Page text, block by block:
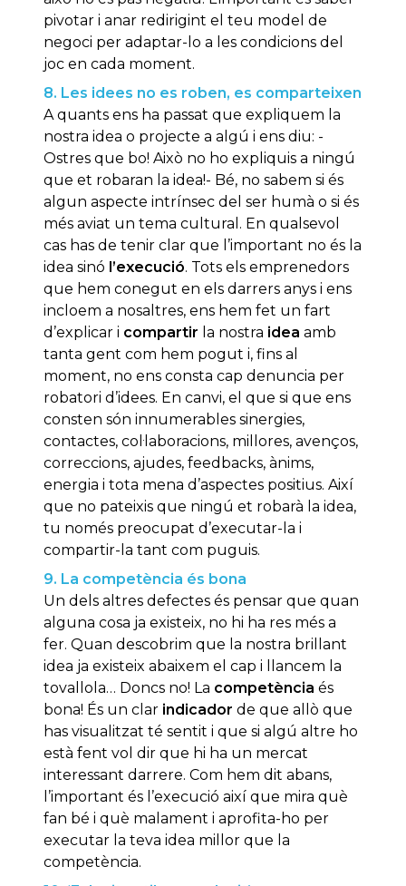
pivotar i anar redirigint el teu model de
negoci per adaptar-lo a les condicions del
joc en cada moment.
8. Les idees no es roben, es comparteixen
A quants ens ha passat que expliquem la
nostra idea o projecte a algú i ens diu: -
Ostres que bo! Això no ho expliquis a ningú
que et robaran la idea!- Bé, no sabem si és
algun aspecte intrínsec del ser humà o si és
més aviat un tema cultural. En qualsevol
cas has de tenir clar que l’important no és la
idea sinó l’execució. Tots els emprenedors
que hem conegut en els darrers anys i ens
incloem a nosaltres, ens hem fet un fart
d’explicar i compartir la nostra idea amb
tanta gent com hem pogut i, fins al
moment, no ens consta cap denuncia per
robatori d’idees. En canvi, el que si que ens
consten són innumerables sinergies,
contactes, col·laboracions, millores, avenços,
correccions, ajudes, feedbacks, ànims,
energia i tota mena d’aspectes positius. Així
que no pateixis que ningú et robarà la idea,
tu només preocupat d’executar-la i
compartir-la tant com puguis.
9. La competència és bona
Un dels altres defectes és pensar que quan
alguna cosa ja existeix, no hi ha res més a
fer. Quan descobrim que la nostra brillant
idea ja existeix abaixem el cap i llancem la
tovallola… Doncs no! La competència és
bona! És un clar indicador de que allò que
has visualitzat té sentit i que si algú altre ho
està fent vol dir que hi ha un mercat
interessant darrere. Com hem dit abans,
l’important és l’execució així que mira què
fan bé i què malament i aprofita-ho per
executar la teva idea millor que la
competència.